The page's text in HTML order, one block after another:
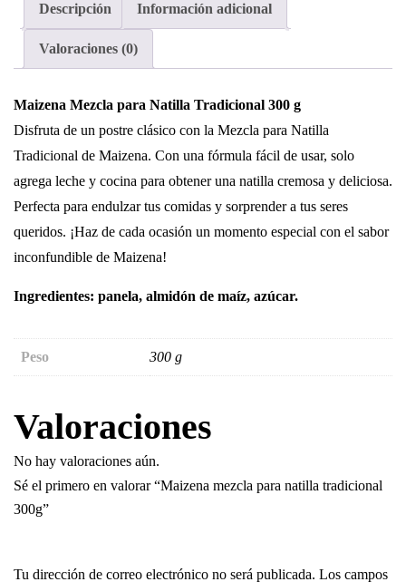
Descripción Información adicional
Valoraciones (0)
Maizena Mezcla para Natilla Tradicional 300 g
Disfruta de un postre clásico con la Mezcla para Natilla
Tradicional de Maizena. Con una fórmula fácil de usar, solo
agrega leche y cocina para obtener una natilla cremosa y deliciosa.
Perfecta para endulzar tus comidas y sorprender a tus seres
queridos. ¡Haz de cada ocasión un momento especial con el sabor
inconfundible de Maizena!
Ingredientes: panela, almidón de maíz, azúcar.
Peso 300 g
Valoraciones
No hay valoraciones aún.
Sé el primero en valorar “Maizena mezcla para natilla tradicional
300g”
Tu dirección de correo electrónico no será publicada. Los campos